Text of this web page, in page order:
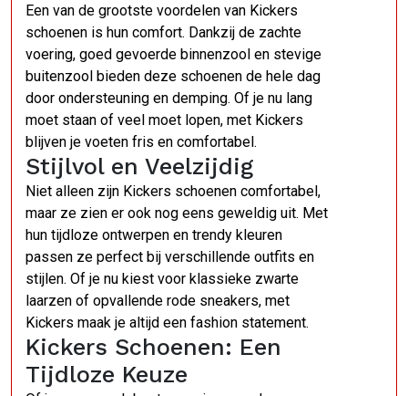
Een van de grootste voordelen van Kickers
schoenen is hun comfort. Dankzij de zachte
voering, goed gevoerde binnenzool en stevige
buitenzool bieden deze schoenen de hele dag
door ondersteuning en demping. Of je nu lang
moet staan of veel moet lopen, met Kickers
blijven je voeten fris en comfortabel.
Stijlvol en Veelzijdig
Niet alleen zijn Kickers schoenen comfortabel,
maar ze zien er ook nog eens geweldig uit. Met
hun tijdloze ontwerpen en trendy kleuren
passen ze perfect bij verschillende outfits en
stijlen. Of je nu kiest voor klassieke zwarte
laarzen of opvallende rode sneakers, met
Kickers maak je altijd een fashion statement.
Kickers Schoenen: Een
Tijdloze Keuze